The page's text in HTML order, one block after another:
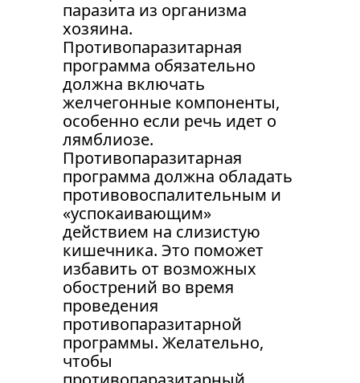
паразита из организма
хозяина.
Противопаразитарная
программа обязательно
должна включать
желчегонные компоненты,
особенно если речь идет о
лямблиозе.
Противопаразитарная
программа должна обладать
противовоспалительным и
«успокаивающим»
действием на слизистую
кишечника. Это поможет
избавить от возможных
обострений во время
проведения
противопаразитарной
программы. Желательно,
чтобы